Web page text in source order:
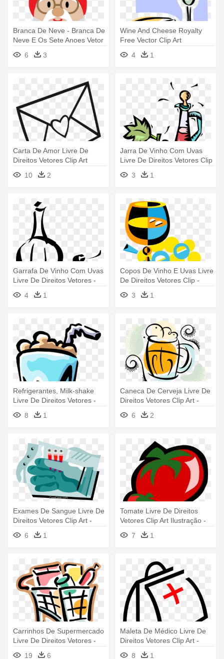
Branca De Neve - Branca De
Neve E Os Sete Anoes Vetor
6
3
Wine And Cheese Royalty
Free Vector Clip Art
Illustration - Queijos E Vinhos
Vetor Png
4 1
Carta De Amor Livre De
Direitos Vetores Clip Art
Ilustração - Carta De Amor
Vetor10 2
Jarra De Vinho Com Uvas
Livre De Direitos Vetores Clip
- Jarra De Vinho Com Uvas
Livre De Direitos Vetores Clip
3 1
Garrafa De Vinho Com Uvas
Livre De Direitos Vetores -
Garrafa De Vinho Com Uvas
Livre De Direitos Vetores
4 1
Copos De Vinho E Uvas Livre
De Direitos Vetores Clip -
Copos De Vinho E Uvas Livre
De Direitos Vetores Clip
3 1
Refrigerantes, Milk-shake
Livre De Direitos Vetores -
Fuente De Sodas Vector
8 1
Caneca De Cerveja Livre De
Direitos Vetores Clip Art -
Caneca De Cerveja Png
6 2
Exames De Sangue Livre De
Direitos Vetores Clip Art -
Exames De Sangue Clipart
6 1
Tomate Livre De Direitos
Vetores Clip Art Ilustração -
Taller De Cocina
7 1
Carrinhos De Supermercado
Livre De Direitos Vetores -
Carrinho De Supermercado
19 6
Maleta De Médico Livre De
Direitos Vetores Clip Art -
Maleta De Medico
8 1